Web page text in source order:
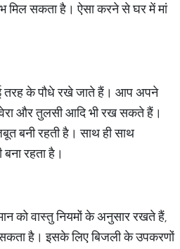
मिल सकता है। ऐसा करने से घर में मां
तरह के पौधे रखे जाते हैं। आप अपने
और तुलसी आदि भी रख सकते हैं।
बनी रहती है। साथ ही साथ
रहता है।
को वास्तु नियमों के अनुसार रखते हैं,
है। इसके लिए बिजली के उपकरणों